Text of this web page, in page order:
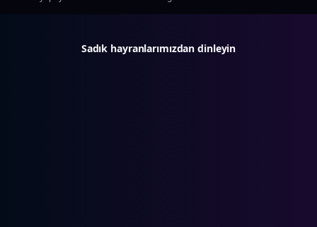
Sadık hayranlarımızdan dinleyin